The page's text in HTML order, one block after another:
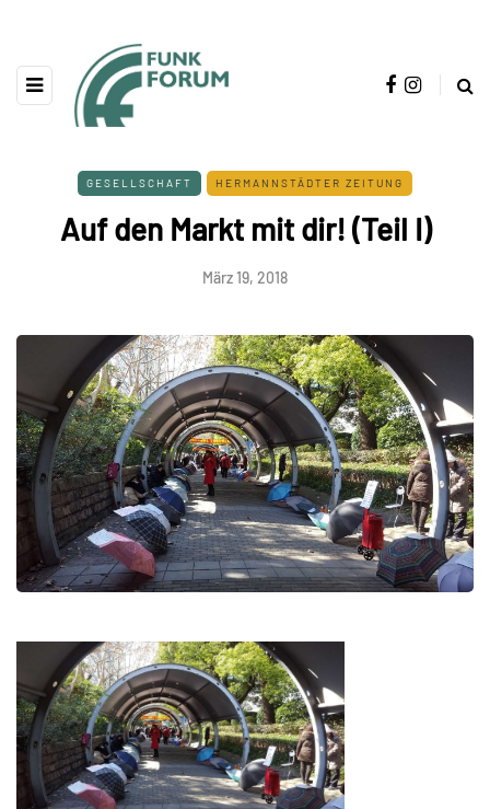
GESELLSCHAFT HERMANNSTÄDTER ZEITUNG
Auf den Markt mit dir! (Teil I)
März 19, 2018